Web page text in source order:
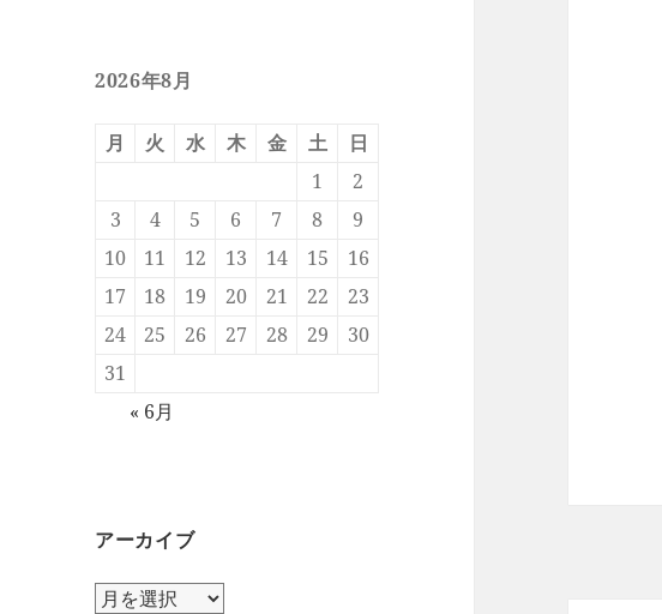
2026年8月
月 火 水 木 金 土
日
1
2
3
4 5 6 7 8
9
10
11 12 13 14 15
16
17
18 19 20 21 22
23
24
25 26 27 28 29
30
31
« 6月
アーカイブ
ア